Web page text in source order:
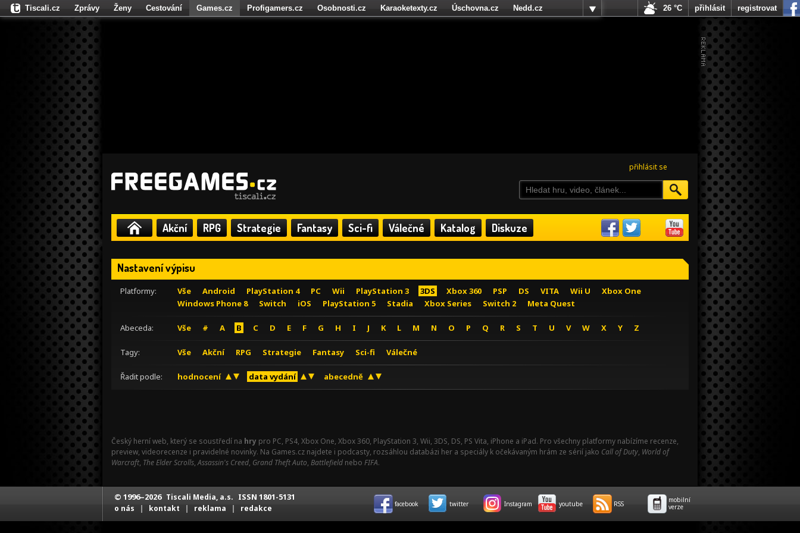
přihlásit se
Akční RPG Strategie Fantasy Sci-fi Válečné Katalog Diskuze
Nastavení výpisu
Platformy: Vše Android PlayStation 4 PC Wii PlayStation 3 3DS Xbox 360 PSP DS VITA Wii U
Xbox One
Windows Phone 8
Switch iOS PlayStation 5 Stadia Xbox Series Switch 2 Meta Quest
Abeceda: Vše # A B C D E F G H I J K L M N O P Q R S T U V W X Y Z
Tagy: Vše Akční RPG Strategie Fantasy Sci-fi Válečné
Řadit podle: hodnocení data vydání abecedně
Český herní web, který se soustředí na hry pro PC, PS4, Xbox One, Xbox 360, PlayStation 3, Wii, 3DS, DS, PS Vita, iPhone a iPad. Pro všechny platformy nabízíme recenze,
preview, videorecenze i pravidelné novinky. Na Games.cz najdete i podcasty, rozsáhlou databázi her a speciály k očekávaným hrám ze sérií jako Call of Duty, World of
Warcraft, The Elder Scrolls,Assassin's Creed, Grand Theft Auto, Battlefield nebo FIFA.
Tiscali.cz Zprávy Ženy Cestování Games.cz Profigamers.cz Osobnosti.cz Karaoketexty.cz Úschovna.cz
Nedd.cz
Fights.cz
26 °C přihlásit registrovat
© 1996–2026 Tiscali Media, a.s. ISSN 1801-5131
o nás | kontakt | reklama | redakce facebook twitter Instagram youtube RSS
mobilní
verze